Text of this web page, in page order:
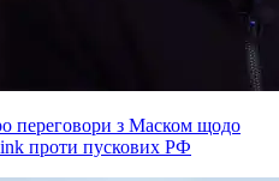
переговори з Маском щодо
проти пускових РФ